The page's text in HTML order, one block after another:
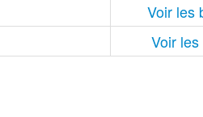
Voir les
Voir